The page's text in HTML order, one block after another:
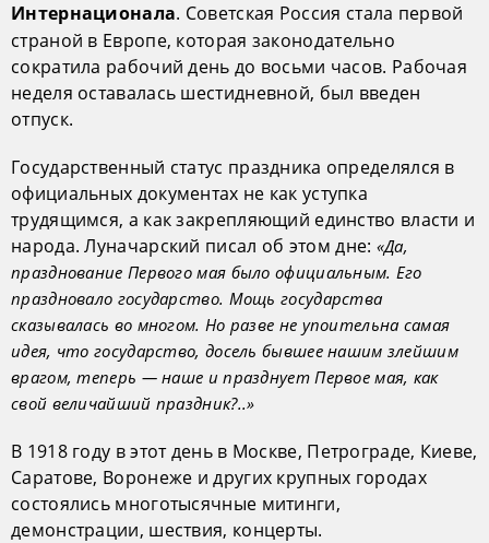
Интернационала. Советская Россия стала первой
страной в Европе, которая законодательно
сократила рабочий день до восьми часов. Рабочая
неделя оставалась шестидневной, был введен
отпуск.
Государственный статус праздника определялся в
официальных документах не как уступка
трудящимся, а как закрепляющий единство власти и
народа. Луначарский писал об этом дне: «Да,
празднование Первого мая было официальным. Его
праздновало государство. Мощь государства
сказывалась во многом. Но разве не упоительна самая
идея, что государство, досель бывшее нашим злейшим
врагом, теперь — наше и празднует Первое мая, как
свой величайший праздник?..»
В 1918 году в этот день в Москве, Петрограде, Киеве,
Саратове, Воронеже и других крупных городах
состоялись многотысячные митинги,
демонстрации, шествия, концерты.